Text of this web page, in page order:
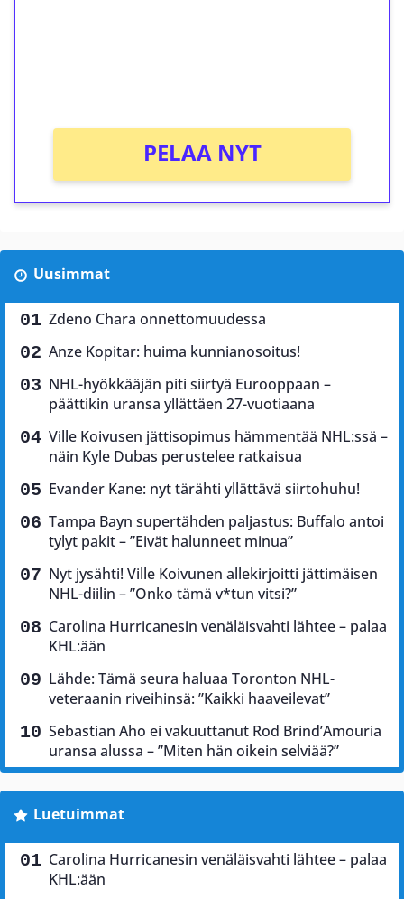
PELAA NYT
Uusimmat
Zdeno Chara onnettomuudessa
Anze Kopitar: huima kunnianosoitus!
NHL-hyökkääjän piti siirtyä Eurooppaan –
päättikin uransa yllättäen 27-vuotiaana
Ville Koivusen jättisopimus hämmentää NHL:ssä –
näin Kyle Dubas perustelee ratkaisua
Evander Kane: nyt tärähti yllättävä siirtohuhu!
Tampa Bayn supertähden paljastus: Buffalo antoi
tylyt pakit – ”Eivät halunneet minua”
Nyt jysähti! Ville Koivunen allekirjoitti jättimäisen
NHL-diilin – ”Onko tämä v*tun vitsi?”
Carolina Hurricanesin venäläisvahti lähtee – palaa
KHL:ään
Lähde: Tämä seura haluaa Toronton NHL-
veteraanin riveihinsä: ”Kaikki haaveilevat”
Sebastian Aho ei vakuuttanut Rod Brind’Amouria
uransa alussa – ”Miten hän oikein selviää?”
Luetuimmat
Carolina Hurricanesin venäläisvahti lähtee – palaa
KHL:ään